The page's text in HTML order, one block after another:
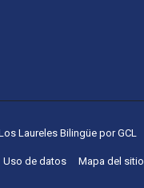
Laureles Bilingüe porGCL
Uso de datos Mapa del sitio